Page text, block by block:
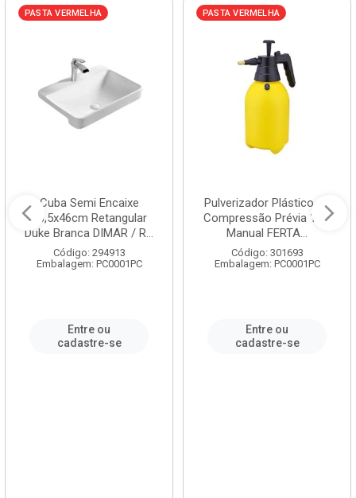
PASTA VERMELHA
Cuba Semi Encaixe
58,5x46cm Retangular
Duke Branca DIMAR / R...
Código: 294913
Embalagem: PC0001PC
Entre ou
cadastre-se
PASTA VERMELHA
Pulverizador Plástico de
Compressão Prévia 1,5L
Manual FERTA...
Código: 301693
Embalagem: PC0001PC
Entre ou
cadastre-se